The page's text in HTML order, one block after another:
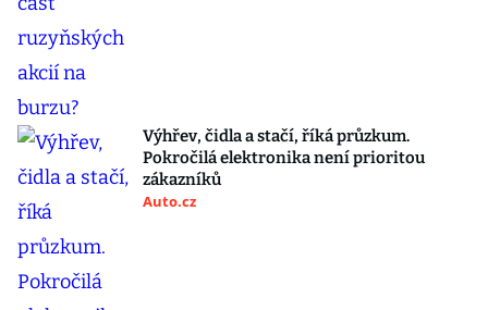
Výhřev, čidla a stačí, říká průzkum.
Pokročilá elektronika není prioritou
zákazníků
Auto.cz